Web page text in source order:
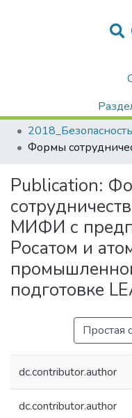
Publication:
МИФИ с
Росатом и
подготовке
Простая
dc.contributor.author
dc.contributor.author